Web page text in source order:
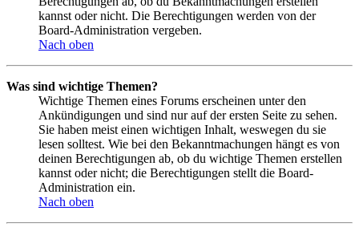
kannst oder nicht. Die Berechtigungen werden von der
Board-Administration vergeben.
Nach oben
Was sind wichtige Themen?
Wichtige Themen eines Forums erscheinen unter den
Ankündigungen und sind nur auf der ersten Seite zu sehen.
Sie haben meist einen wichtigen Inhalt, weswegen du sie
lesen solltest. Wie bei den Bekanntmachungen hängt es von
deinen Berechtigungen ab, ob du wichtige Themen erstellen
kannst oder nicht; die Berechtigungen stellt die Board-
Administration ein.
Nach oben